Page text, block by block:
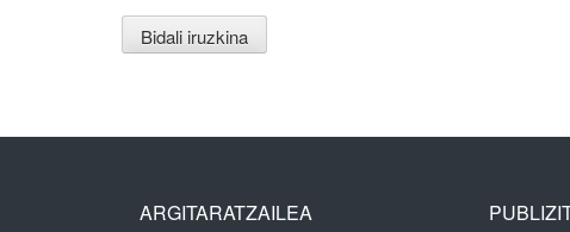
ARGITARATZAILEA